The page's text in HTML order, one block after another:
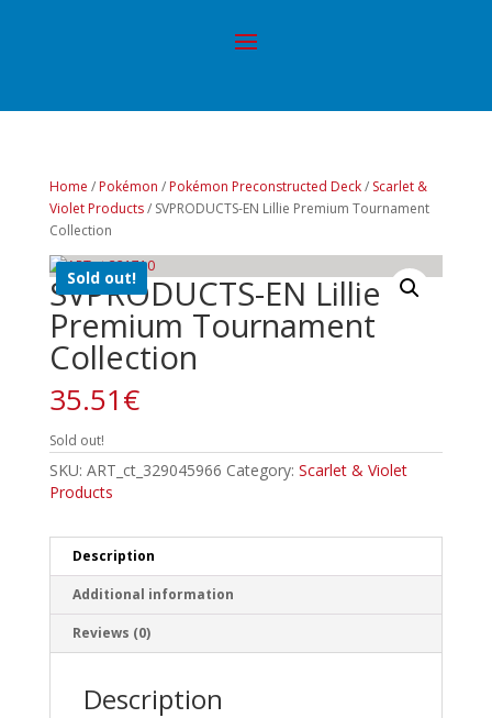
Home / Pokémon / Pokémon Preconstructed Deck/ Scarlet &
Violet Products/ SVPRODUCTS-EN Lillie Premium Tournament
Collection
Sold out!
SVPRODUCTS-EN Lillie
Premium Tournament
Collection
35.51€
Sold out!
SKU: ART_ct_329045966 Category: Scarlet & Violet
Products
Description
Additional information
Reviews (0)
Description